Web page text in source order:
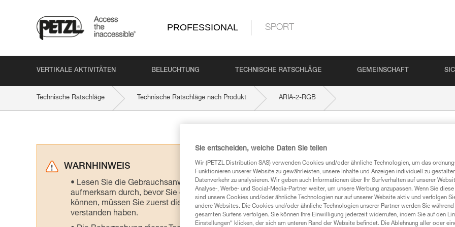
PROFESSIONAL SPORT
VERTIKALE AKTIVITÄTEN BELEUCHTUNG TECHNISCHE RATSCHLÄGE GEMEINSCHAFT
Technische Ratschläge Technische Ratschläge nach Produkt ARIA-2-RGB
WARNHINWEIS
Lesen Sie die Gebrauchsanweisungen der Produkte, um die es in diesem Tech Tipp geht,
aufmerksam durch, bevor Sie diesen zu Rate ziehen. Um diese Zusatzinformationen verstehen zu
können, müssen Sie zuerst die in der Gebrauchsanweisung enthaltenen Informationen richtig
verstanden haben.
Sie entscheiden, welche Daten Sie teilen
Wir (PETZL Distribution SAS) verwenden Cookies und/oder ähnliche Technologien, um das
Funktionieren unserer Website zu gewährleisten, unsere Inhalte und Anzeigen individuell zu
Datenverkehr zu analysieren. Wir geben auch Informationen über Ihr Surfverhalten auf unserer
Analyse-, Werbe- und Social-Media-Partner weiter, um unsere Werbung anzupassen. Wenn Sie
sind unsere Cookies und/oder ähnliche Technologien nur auf unserer Website aktiv und verfolgen
andere Websites. Die Cookies und/oder ähnliche Technologien unserer Partner werden Sie während
gesamten Surfens verfolgen. Sie können Ihre Einwilligung jederzeit widerrufen, indem Sie auf den
Einstellungen“ klicken, der sich am unteren Rand der Website befindet. Die Ablehnung aller oder